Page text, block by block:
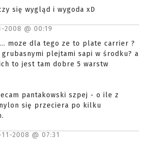
się wygląd i wygoda xD
2008 @ 00:19
moze dla tego ze to plate carrier ?
plejtami sapi w środku? a
to jest tam dobre 5 warstw
pantakowski szpej - o ile z
się przeciera po kilku
11-2008 @ 07:31